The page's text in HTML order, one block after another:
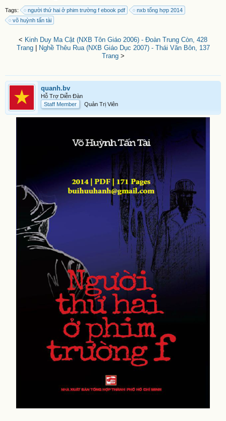
Tags: người thứ hai ở phim trường f ebook pdf
nxb tổng hợp 2014
võ huỳnh tấn tài
< Kinh Duy Ma Cật (NXB Tôn Giáo 2006) - Đoàn Trung Còn, 428
Trang|
Nghề Thêu Rua (NXB Giáo Dục 2007) - Thái Văn Bôn, 137
Trang>
quanh.bv
Hỗ Trợ Diễn Đàn
Staff Member
Quản Trị Viên